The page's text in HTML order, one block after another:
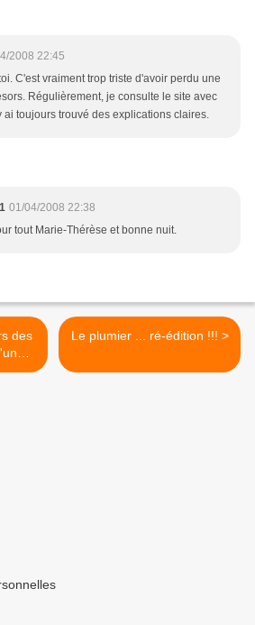
2008 22:45
C'est vraiment trop triste d'avoir perdu une
Régulièrement, je consulte le site avec
ai toujours trouvé des explications claires.
01/04/2008 22:38
tout Marie-Thérèse et bonne nuit.
Le plumier ... ré-édition !!! >